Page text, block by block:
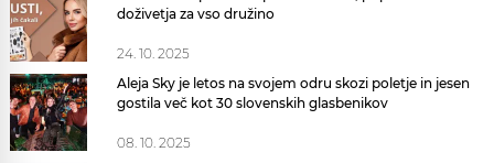
doživetja za vso družino
24. 10. 2025
Aleja Sky je letos na svojem odru skozi poletje in jesen
gostila več kot 30 slovenskih glasbenikov
08. 10. 2025